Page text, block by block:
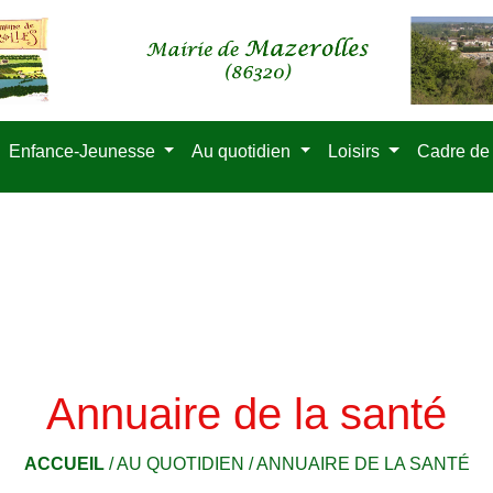
Enfance-Jeunesse Au quotidien Loisirs Cadre
Annuaire de la santé
ACCUEIL/AU QUOTIDIEN /ANNUAIRE DE LA SANTÉ